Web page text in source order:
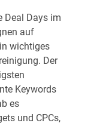
Deal Days im
auf
wichtiges
Der
Keywords
es
und CPCs,